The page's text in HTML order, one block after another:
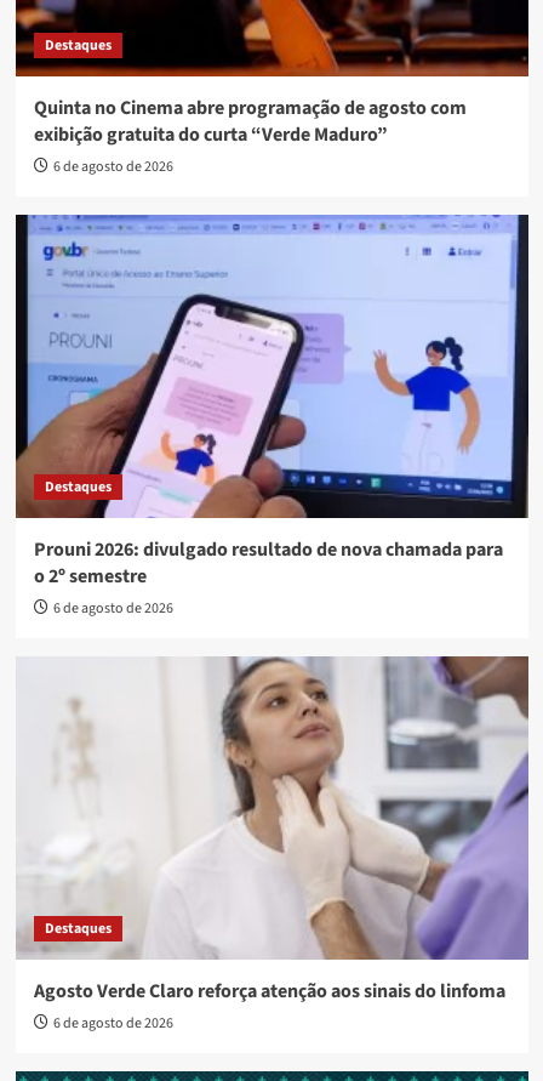
Destaques
Quinta no Cinema abre programação de agosto com
exibição gratuita do curta “Verde Maduro”
6 de agosto de 2026
Destaques
Prouni 2026: divulgado resultado de nova chamada para
o 2º semestre
6 de agosto de 2026
Destaques
Agosto Verde Claro reforça atenção aos sinais do linfoma
6 de agosto de 2026